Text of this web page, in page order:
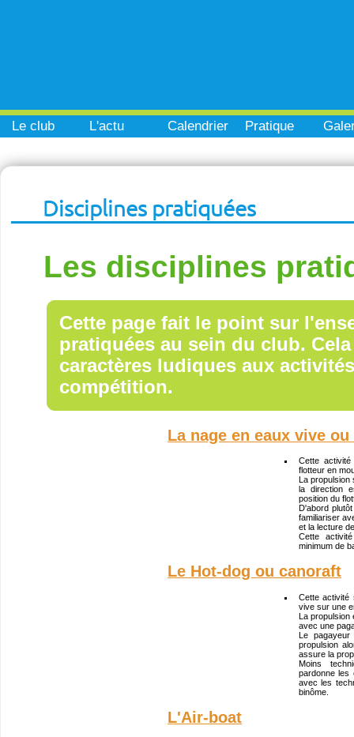
Le club L'actu Calendrier Pratique
Disciplines pratiquées
Les disciplines
Cette page fait le point sur
pratiquées au sein du club.
caractères ludiques aux
compétition.
La nage en eaux vive
Cette
flotteur en
La
la direction
position du
D'abord
familiariser
et la lecture
Cette
minimum de
Le Hot-dog ou canoraft
Cette activité
vive sur une
La propulsion
avec une
Le
propulsion
assure la
Moins
pardonne les
avec les
binôme.
L'Air-boat